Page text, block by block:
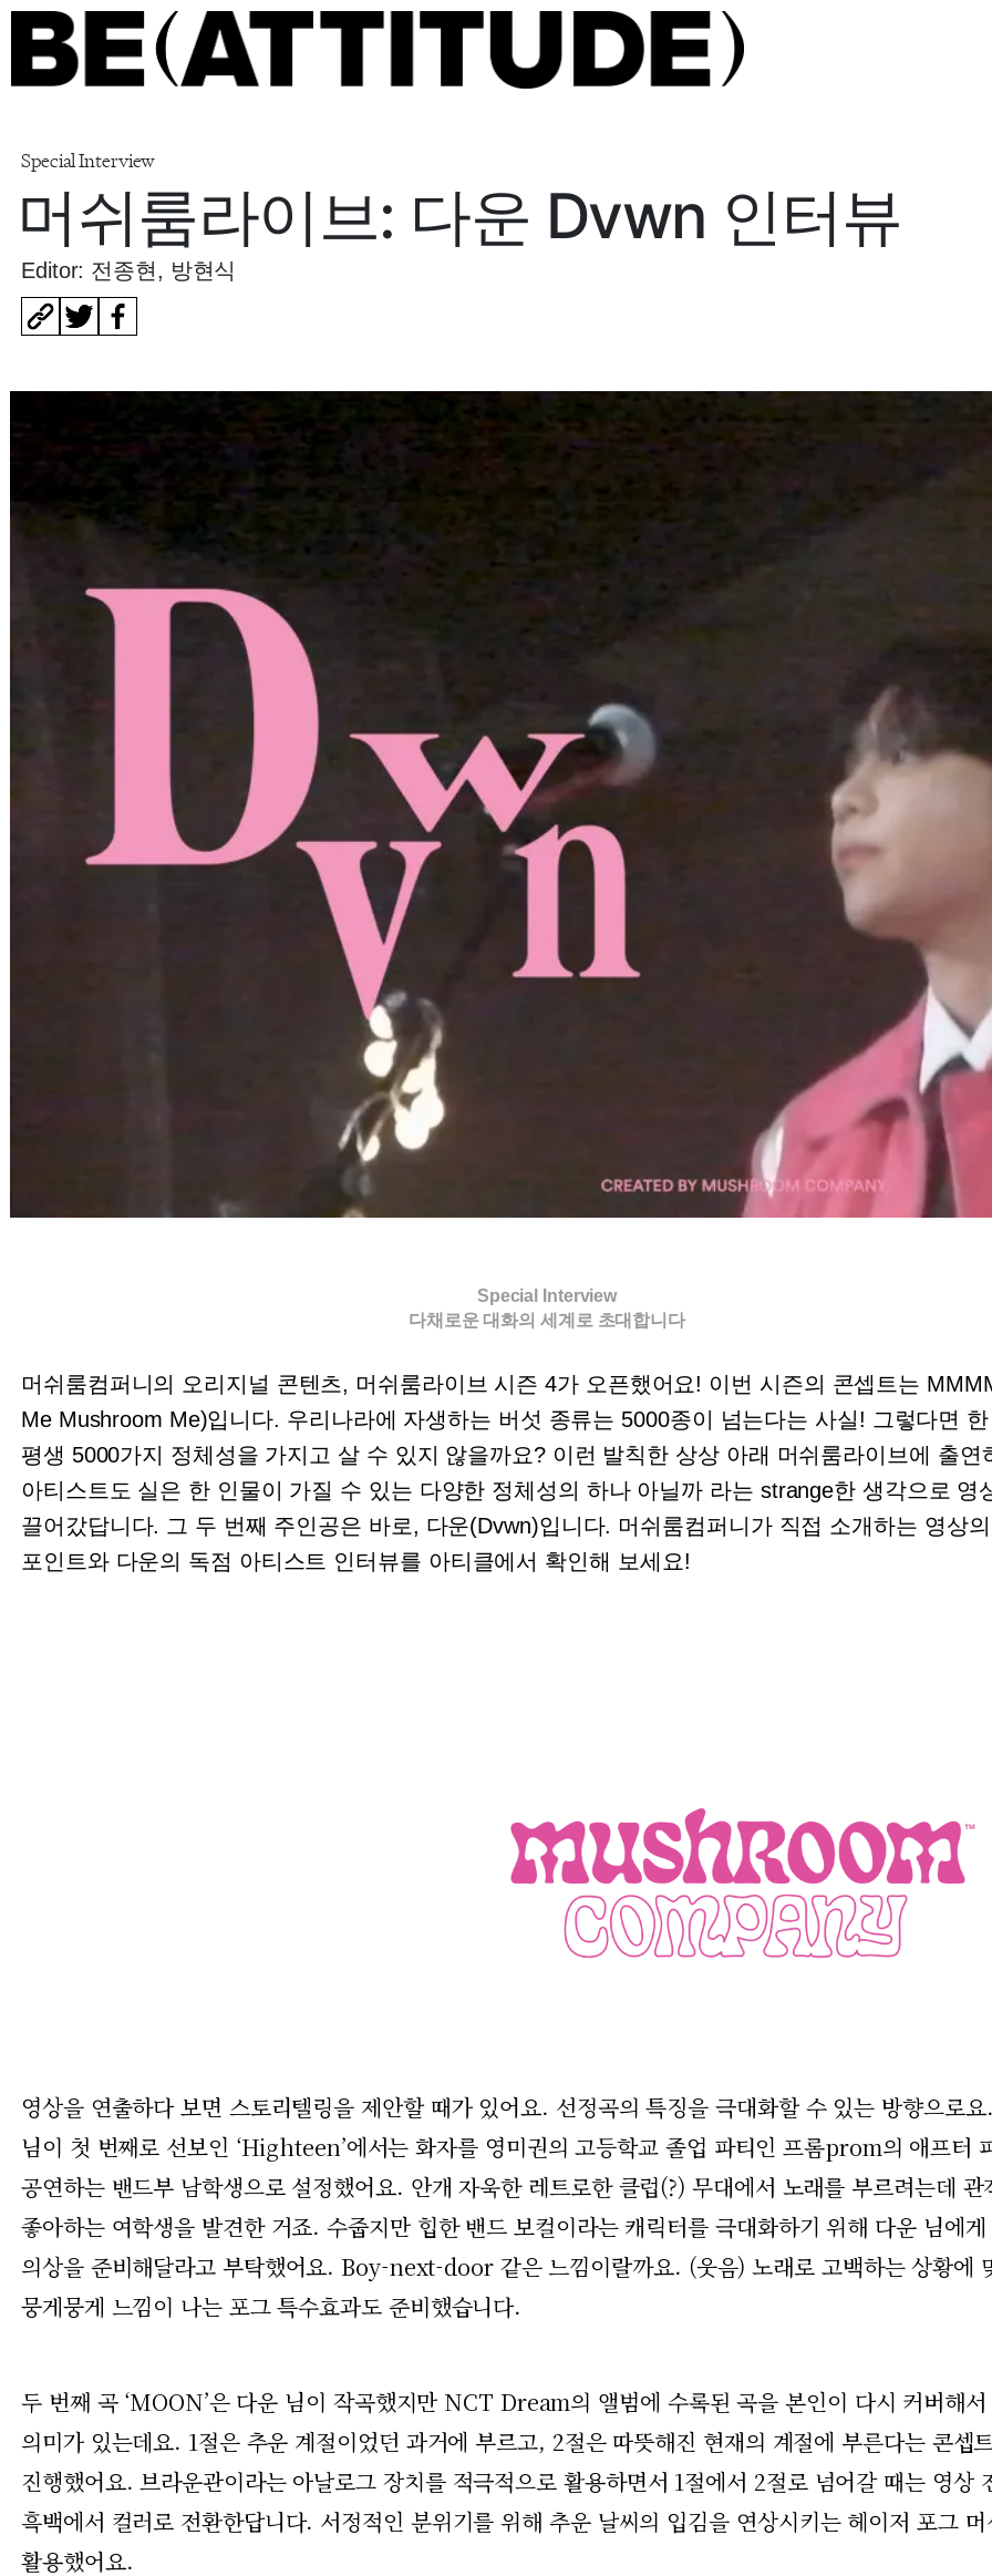
Special Interview
머쉬룸라이브: 다운 Dvwn 인터뷰
Editor: 전종현, 방현식
Special Interview
다채로운 대화의 세계로 초대합니다
머쉬룸컴퍼니의 오리지널 콘텐츠, 머쉬룸라이브 시즌 4가 오픈했어요! 이번 시즌의 콘셉트는
Me Mushroom Me)입니다. 우리나라에 자생하는 버섯 종류는 5000종이 넘는다는 사실! 그렇다면 한
평생 5000가지 정체성을 가지고 살 수 있지 않을까요? 이런 발칙한 상상 아래 머쉬룸라이브에 출연
아티스트도 실은 한 인물이 가질 수 있는 다양한 정체성의 하나 아닐까 라는 strange한 생각으로 영
끌어갔답니다. 그 두 번째 주인공은 바로, 다운(Dvwn)입니다. 머쉬룸컴퍼니가 직접 소개하는 영상
포인트와 다운의 독점 아티스트 인터뷰를 아티클에서 확인해 보세요!
영상을 연출하다 보면 스토리텔링을 제안할 때가 있어요. 선정곡의 특징을 극대화할 수 있는 방향으로
님이 첫 번째로 선보인 ‘Highteen’에서는 화자를 영미권의 고등학교 졸업 파티인 프롬prom의 애프터
공연하는 밴드부 남학생으로 설정했어요. 안개 자욱한 레트로한 클럽(?) 무대에서 노래를 부르려는데 관
좋아하는 여학생을 발견한 거죠. 수줍지만 힙한 밴드 보컬이라는 캐릭터를 극대화하기 위해 다운 님에
의상을 준비해달라고 부탁했어요. Boy-next-door 같은 느낌이랄까요. (웃음) 노래로 고백하는 상황에
뭉게뭉게 느낌이 나는 포그 특수효과도 준비했습니다.
두 번째 곡 ‘MOON’은 다운 님이 작곡했지만 NCT Dream의 앨범에 수록된 곡을 본인이 다시 커버해
의미가 있는데요. 1절은 추운 계절이었던 과거에 부르고, 2절은 따뜻해진 현재의 계절에 부른다는 콘셉
진행했어요. 브라운관이라는 아날로그 장치를 적극적으로 활용하면서 1절에서 2절로 넘어갈 때는 영상
흑백에서 컬러로 전환한답니다. 서정적인 분위기를 위해 추운 날씨의 입김을 연상시키는 헤이저 포그 머
활용했어요.